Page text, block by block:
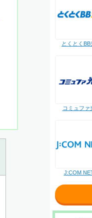
とくとくBB
コミュファ
J:COM